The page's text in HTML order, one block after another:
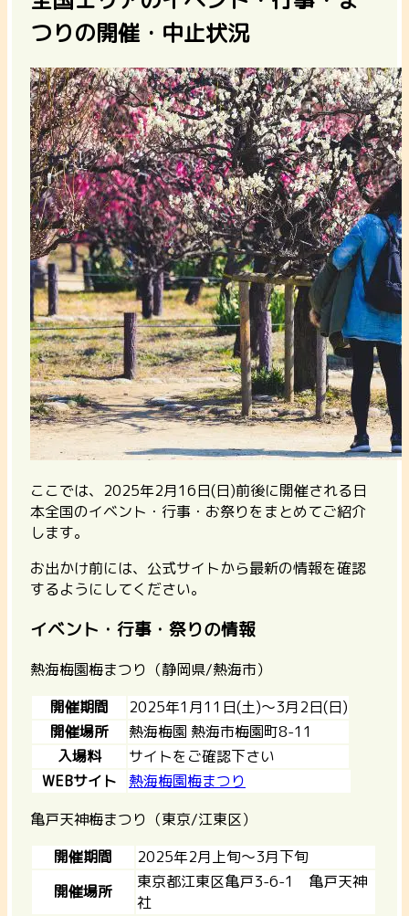
つりの開催・中止状況
ここでは、2025年2月16日(日)前後に開催される日
本全国のイベント・行事・お祭りをまとめてご紹介
します。
お出かけ前には、公式サイトから最新の情報を確認
するようにしてください。
イベント・行事・祭りの情報
熱海梅園梅まつり（静岡県/熱海市）
開催期間
2025年1月11日(土)～3月2日(日)
開催場所
熱海梅園 熱海市梅園町8-11
入場料
サイトをご確認下さい
WEBサイト
熱海梅園梅まつり
亀戸天神梅まつり（東京/江東区）
開催期間
2025年2月上旬～3月下旬
開催場所
東京都江東区亀戸3-6-1 亀戸天神
社